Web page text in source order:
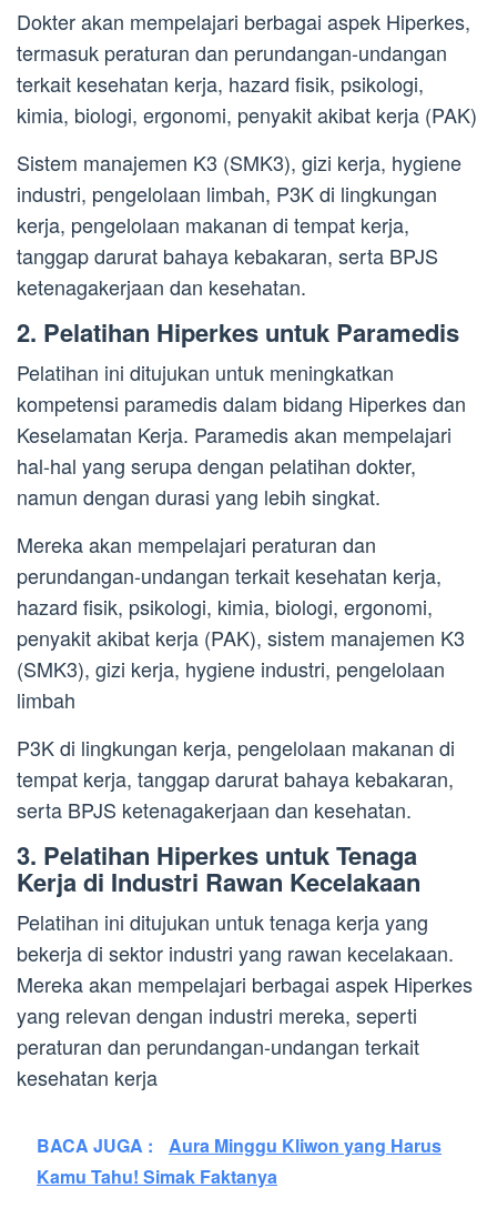
Dokter akan mempelajari berbagai aspek Hiperkes,
termasuk peraturan dan perundangan-undangan
terkait kesehatan kerja, hazard fisik, psikologi,
kimia, biologi, ergonomi, penyakit akibat kerja (PAK)
Sistem manajemen K3 (SMK3), gizi kerja, hygiene
industri, pengelolaan limbah, P3K di lingkungan
kerja, pengelolaan makanan di tempat kerja,
tanggap darurat bahaya kebakaran, serta BPJS
ketenagakerjaan dan kesehatan.
2. Pelatihan Hiperkes untuk Paramedis
Pelatihan ini ditujukan untuk meningkatkan
kompetensi paramedis dalam bidang Hiperkes dan
Keselamatan Kerja. Paramedis akan mempelajari
hal-hal yang serupa dengan pelatihan dokter,
namun dengan durasi yang lebih singkat.
Mereka akan mempelajari peraturan dan
perundangan-undangan terkait kesehatan kerja,
hazard fisik, psikologi, kimia, biologi, ergonomi,
penyakit akibat kerja (PAK), sistem manajemen K3
(SMK3), gizi kerja, hygiene industri, pengelolaan
limbah
P3K di lingkungan kerja, pengelolaan makanan di
tempat kerja, tanggap darurat bahaya kebakaran,
serta BPJS ketenagakerjaan dan kesehatan.
3. Pelatihan Hiperkes untuk Tenaga
Kerja di Industri Rawan Kecelakaan
Pelatihan ini ditujukan untuk tenaga kerja yang
bekerja di sektor industri yang rawan kecelakaan.
Mereka akan mempelajari berbagai aspek Hiperkes
yang relevan dengan industri mereka, seperti
peraturan dan perundangan-undangan terkait
kesehatan kerja
BACA JUGA :
Aura Minggu Kliwon yang Harus
Kamu Tahu! Simak Faktanya